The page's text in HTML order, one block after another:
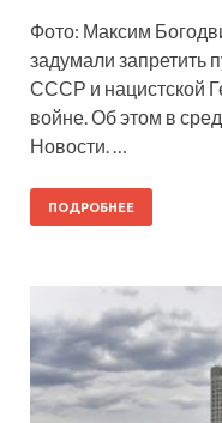
Фото: Максим
задумали запретить
СССР и нацистской
войне. Об этом в
Новости. …
ПОДРОБНЕЕ